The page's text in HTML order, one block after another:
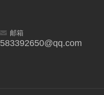
邮箱
583392650@qq.com